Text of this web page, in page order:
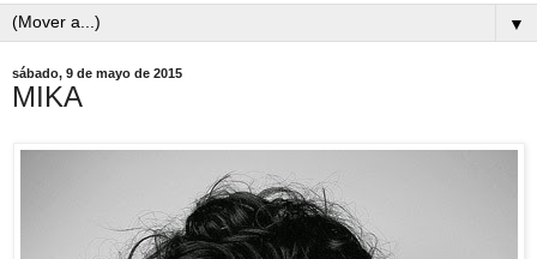
▼
sábado, 9 de mayo de 2015
MIKA